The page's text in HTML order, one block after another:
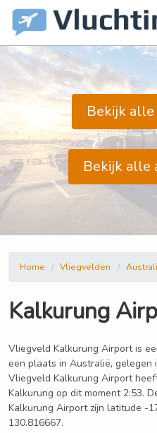
Bekijk
Bekijk alle
Home Vliegvelden
Kalkurung
Vliegveld Kalkurung Airport is
een plaats in Australië, gelegen
Vliegveld Kalkurung Airport
Kalkurung op dit moment 2:53.
Kalkurung Airport zijn latitude -
130.816667.